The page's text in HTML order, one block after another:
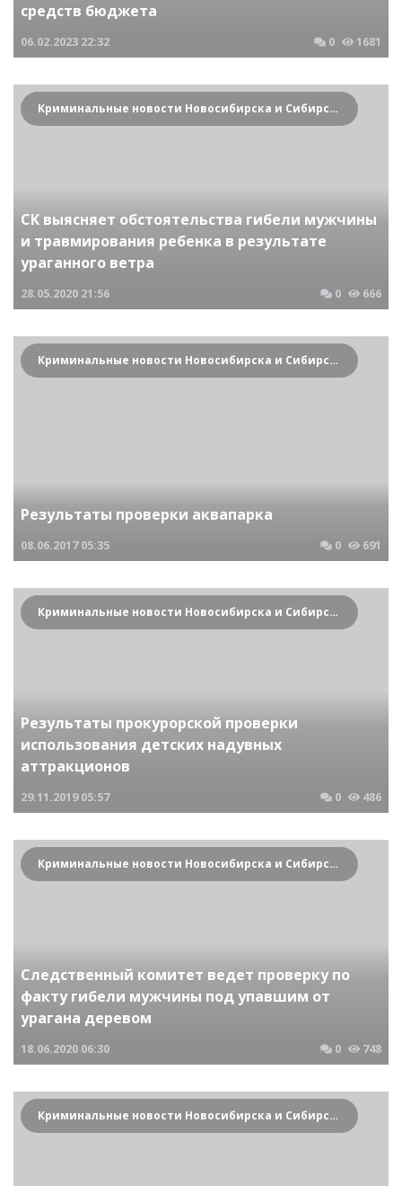
средств бюджета
06.02.2023 22:32 0 1681
Криминальные новости Новосибирска и Сибирского региона
СК выясняет обстоятельства гибели мужчины
и травмирования ребенка в результате
ураганного ветра
28.05.2020 21:56 0 666
Криминальные новости Новосибирска и Сибирского региона
Результаты проверки аквапарка
08.06.2017 05:35 0 691
Криминальные новости Новосибирска и Сибирского региона
Результаты прокурорской проверки
использования детских надувных
аттракционов
29.11.2019 05:57 0 486
Криминальные новости Новосибирска и Сибирского региона
Следственный комитет ведет проверку по
факту гибели мужчины под упавшим от
урагана деревом
18.06.2020 06:30 0 748
Криминальные новости Новосибирска и Сибирского региона